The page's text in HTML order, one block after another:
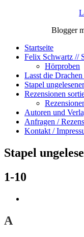
Blogger
Startseite
Felix Schwartz //
Hörproben
Lasst die
Stapel
Rezensionen
Autoren und
Anfragen /
Kontakt /
Stapel
1-10
A